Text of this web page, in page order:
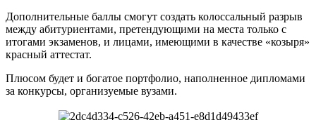
Дополнительные баллы смогут создать колоссальный разрыв
между абитуриентами, претендующими на места только с
итогами экзаменов, и лицами, имеющими в качестве «козыря»
красный аттестат.
Плюсом будет и богатое портфолио, наполненное дипломами
за конкурсы, организуемые вузами.